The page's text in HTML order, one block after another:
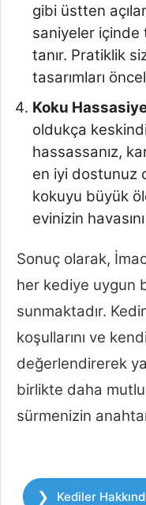
gibi üstten
saniyeler içinde
tanır. Pratiklik
tasarımları
Koku
oldukça
hassassanız,
en iyi dostunuz
kokuyu büyük
evinizin
Sonuç olarak,
her kediye uygun
sunmaktadır.
koşullarını ve
değerlendirerek
birlikte daha
sürmenizin
Kategoriler
Kediler